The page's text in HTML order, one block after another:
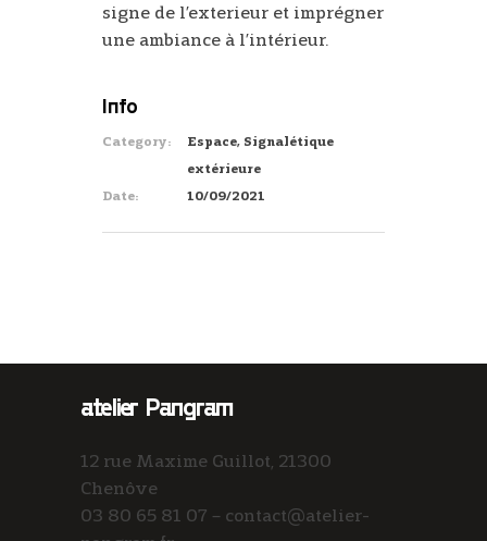
signe de l’exterieur et imprégner
une ambiance à l’intérieur.
Info
Category:
Espace, Signalétique
extérieure
Date:
10/09/2021
atelier Pangram
12 rue Maxime Guillot, 21300
Chenôve
03 80 65 81 07 – contact@atelier-